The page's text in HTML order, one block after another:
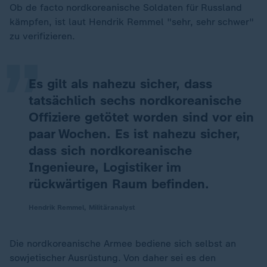
Ob de facto nordkoreanische Soldaten für Russland
kämpfen, ist laut Hendrik Remmel "sehr, sehr schwer"
zu verifizieren.
Es gilt als nahezu sicher, dass
tatsächlich sechs nordkoreanische
Offiziere getötet worden sind vor ein
paar Wochen. Es ist nahezu sicher,
dass sich nordkoreanische
Ingenieure, Logistiker im
rückwärtigen Raum befinden.
„
Die nordkoreanische Armee bediene sich selbst an
sowjetischer Ausrüstung. Von daher sei es den